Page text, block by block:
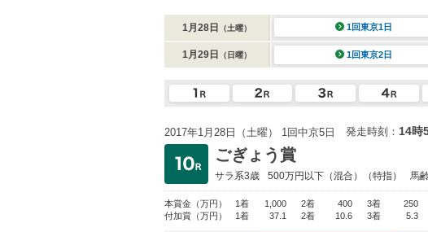
1月28日 （土曜） 1回東京1日
1月29日 （日曜） 1回東京2日
2017年1月28日（土曜） 1回中京5日 発走時刻： 14時
ごぎょう賞
サラ系3歳 500万円以下 （混合）（特指） 馬
本賞金 （万円） 1着 1,000 2着 400 3着 250
付加賞 （万円） 1着 37.1 2着 10.6 3着 5.3